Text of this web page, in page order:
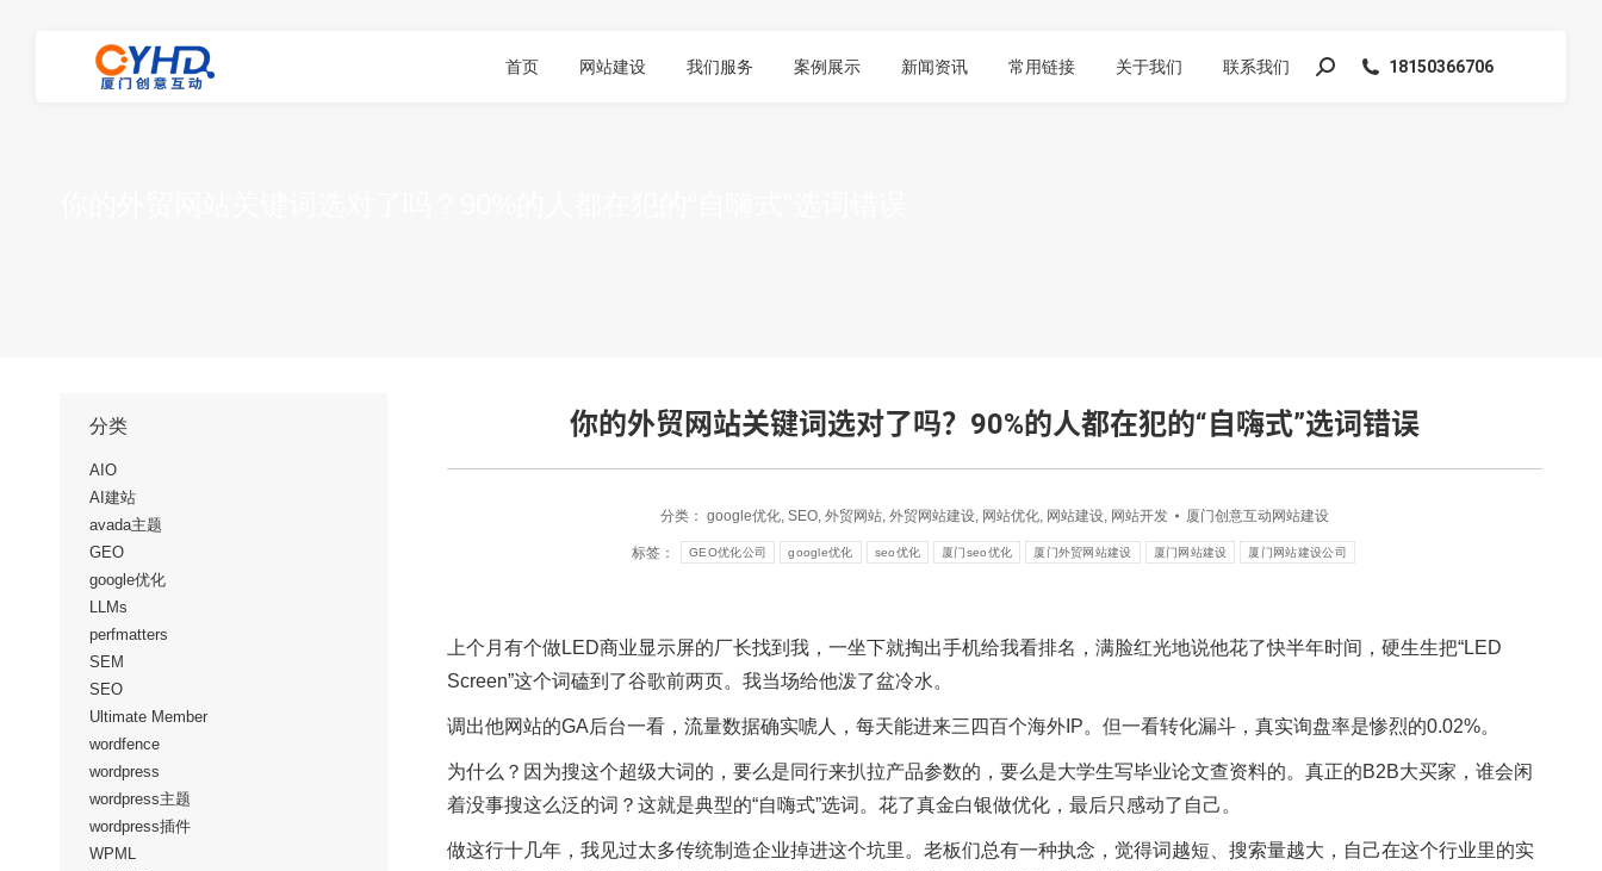
首页 网站建设 我们服务 案例展示 新闻资讯 常用链接 关于我们 联系我们
搜
18150366706
你的外贸网站关键词选对了吗？90%的人都在犯的“自嗨式”选词错误
分类： google优化, SEO, 外贸网站, 外贸网站建设, 网站优化, 网站建设, 网站开发 厦门创意互动网站建设
标签： GEO优化公司 google优化 seo优化 厦门seo优化 厦门外贸网站建设 厦门网站建设 厦门网站建设公司
上个月有个做LED商业显示屏的厂长找到我，一坐下就掏出手机给我看排名，满脸红光地说他花了快半年时间，硬生生把“LED
Screen”这个词磕到了谷歌前两页。我当场给他泼了盆冷水。
调出他网站的GA后台一看，流量数据确实唬人，每天能进来三四百个海外IP。但一看转化漏斗，真实询盘率是惨烈的0.02%。
为什么？因为搜这个超级大词的，要么是同行来扒拉产品参数的，要么是大学生写毕业论文查资料的。真正的B2B大买家，谁会闲
着没事搜这么泛的词？这就是典型的“自嗨式”选词。花了真金白银做优化，最后只感动了自己。
做这行十几年，我见过太多传统制造企业掉进这个坑里。老板们总有一种执念，觉得词越短、搜索量越大，自己在这个行业里的实
分类
AIO
AI建站
avada主题
GEO
google优化
LLMs
perfmatters
SEM
SEO
Ultimate Member
wordfence
wordpress
wordpress主题
wordpress插件
WPML